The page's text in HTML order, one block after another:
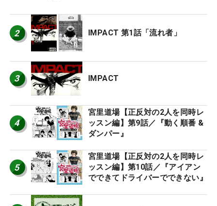
2 IMPACT 第1話「流れ者」
3 IMPACT
4
宮里道場【正反対の2人を同時レ
ッスン編】第9話／『動く順番 &
ダンパー』
5
宮里道場【正反対の2人を同時レ
ッスン編】第10話／『アイアン
でできてドライバーでできない』